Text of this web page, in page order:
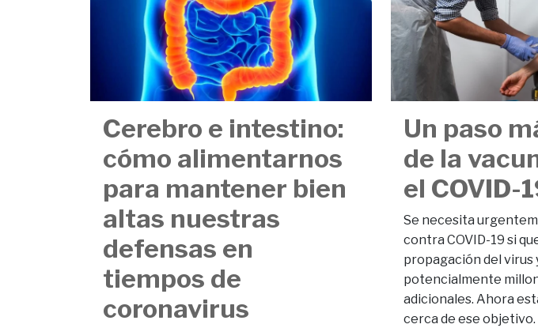
Cerebro e intestino:
cómo alimentarnos
para mantener bien
altas nuestras
defensas en
tiempos de
coronavirus
Un paso
de la
el COVID-
Se necesita
contra COVID-19 si
propagación del virus
potencialmente
adicionales. Ahora
cerca de ese objetivo.